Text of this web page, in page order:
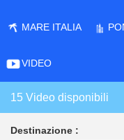
MARE ITALIA
VIDEO
15 Video disponibili
Destinazione :